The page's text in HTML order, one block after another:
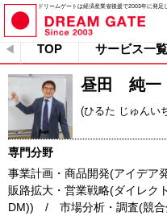
ドリームゲートは経済産業省後援で2003年に発
TOP サービス一
昼田 純一
(ひるた じゅんい
専門分野
事業計画・商品開発(アイデ
販路拡大・営業戦略(ダイレク
DM)) / 市場分析・調査(競合